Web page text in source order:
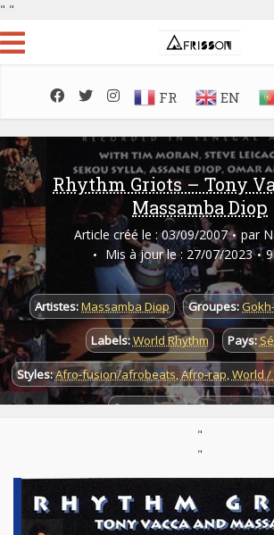
" "
FR EN
Rhythm Griots – Tony
Massamba Diop
Article créé le : 03/09/2007 par
Mis à jour le : 27/07/2023
Artistes:Massamba Diop Groupes:
Labels:World Rhythm Pays:
Styles:Afro-fusion/afrobeats,Afro-rap,World
Support :CD Parution :
"
"